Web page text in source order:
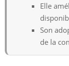
Elle
Son
de la